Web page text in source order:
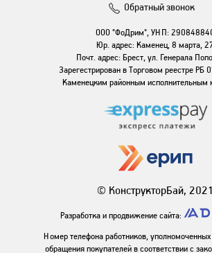
Обратный звонок
ООО "ФоДрим", УНП:
Юр. адрес: Каменец, 8 марта,
Почт. адрес: Брест, ул. Генерала
Зарегестрирован в Торговом реестре РБ
Каменецким районным исполнительным
© КонструкторБай, 2021
Разработка и продвижение сайта:
Номер телефона работников,
обращения покупателей в соответствии с